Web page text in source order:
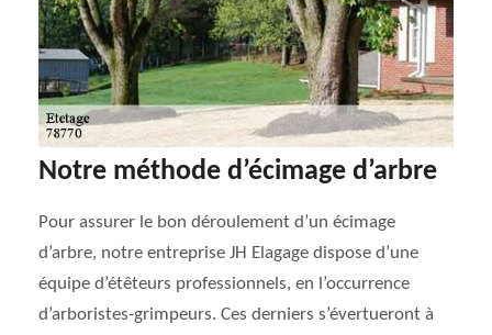
Notre méthode d’écimage d’arbre
Pour assurer le bon déroulement d’un écimage
d’arbre, notre entreprise JH Elagage dispose d’une
équipe d’étêteurs professionnels, en l’occurrence
d’arboristes-grimpeurs. Ces derniers s’évertueront à